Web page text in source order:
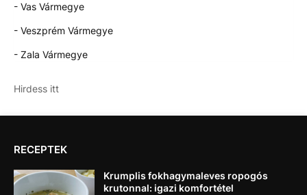
- Vas Vármegye
- Veszprém Vármegye
- Zala Vármegye
Hirdess itt
RECEPTEK
Krumplis fokhagymaleves ropogós
krutonnal: igazi komfortétel